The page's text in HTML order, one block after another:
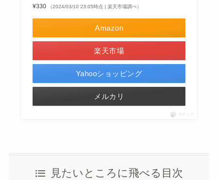
¥330
（2024/03/10 23:05時点 | 楽天市場調べ）
Amazon
楽天市場
Yahooショッピング
メルカリ
ポチップ
見たいところに飛べる目次